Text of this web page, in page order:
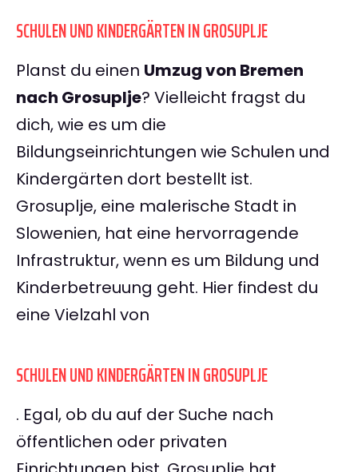
SCHULEN UND KINDERGÄRTEN IN GROSUPLJE
Planst du einen Umzug von Bremen
nach Grosuplje? Vielleicht fragst du
dich, wie es um die
Bildungseinrichtungen wie Schulen und
Kindergärten dort bestellt ist.
Grosuplje, eine malerische Stadt in
Slowenien, hat eine hervorragende
Infrastruktur, wenn es um Bildung und
Kinderbetreuung geht. Hier findest du
eine Vielzahl von
SCHULEN UND KINDERGÄRTEN IN GROSUPLJE
. Egal, ob du auf der Suche nach
öffentlichen oder privaten